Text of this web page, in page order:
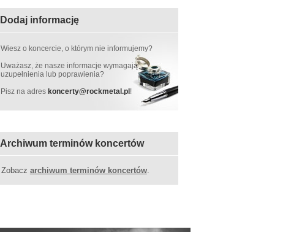
Dodaj informację
Wiesz o koncercie, o którym nie informujemy?
Uważasz, że nasze informacje wymagają
uzupełnienia lub poprawienia?
Pisz na adres koncerty@rockmetal.pl!
Archiwum terminów koncertów
Zobacz archiwum terminów koncertów.